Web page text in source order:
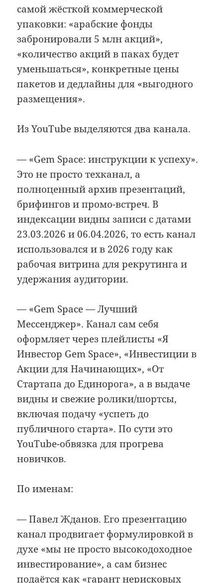
самой жёсткой коммерческой
упаковки: «арабские фонды
забронировали 5 млн акций»,
«количество акций в паках будет
уменьшаться», конкретные цены
пакетов и дедлайны для «выгодного
размещения».
Из YouTube выделяются два канала.
— «Gem Space: инструкции к успеху».
Это не просто техканал, а
полноценный архив презентаций,
брифингов и промо-встреч. В
индексации видны записи с датами
23.03.2026 и 06.04.2026, то есть канал
использовался и в 2026 году как
рабочая витрина для рекрутинга и
удержания аудитории.
— «Gem Space — Лучший
Мессенджер». Канал сам себя
оформляет через плейлисты «Я
Инвестор Gem Space», «Инвестиции в
Акции для Начинающих», «От
Стартапа до Единорога», а в выдаче
видны и свежие ролики/шортсы,
включая подачу «успеть до
публичного старта». По сути это
YouTube-обвязка для прогрева
новичков.
По именам:
— Павел Жданов. Его презентацию
канал продвигает формулировкой в
духе «мы не просто высокодоходное
инвестирование», а сам бизнес
подаётся как «гарант нерисковых